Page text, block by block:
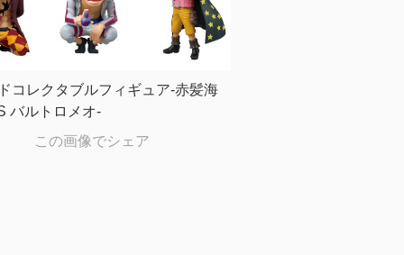
コレクタブルフィギュア-赤髪海
バルトロメオ-
この画像でシェア